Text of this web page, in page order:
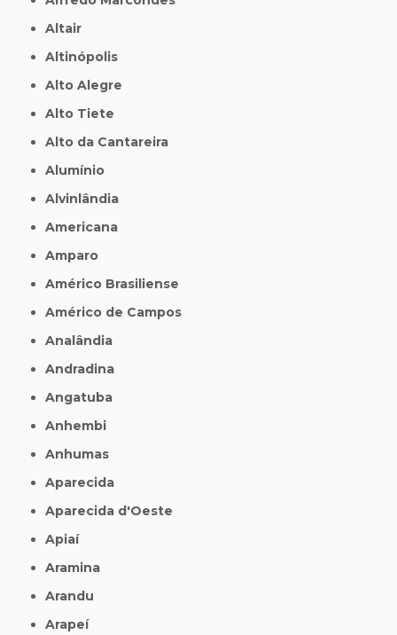
Altair
Altinópolis
Alto Alegre
Alto Tiete
Alto da Cantareira
Alumínio
Alvinlândia
Americana
Amparo
Américo Brasiliense
Américo de Campos
Analândia
Andradina
Angatuba
Anhembi
Anhumas
Aparecida
Aparecida d'Oeste
Apiaí
Aramina
Arandu
Arapeí